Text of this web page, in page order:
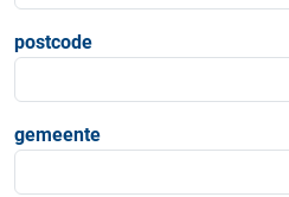
postcode
gemeente